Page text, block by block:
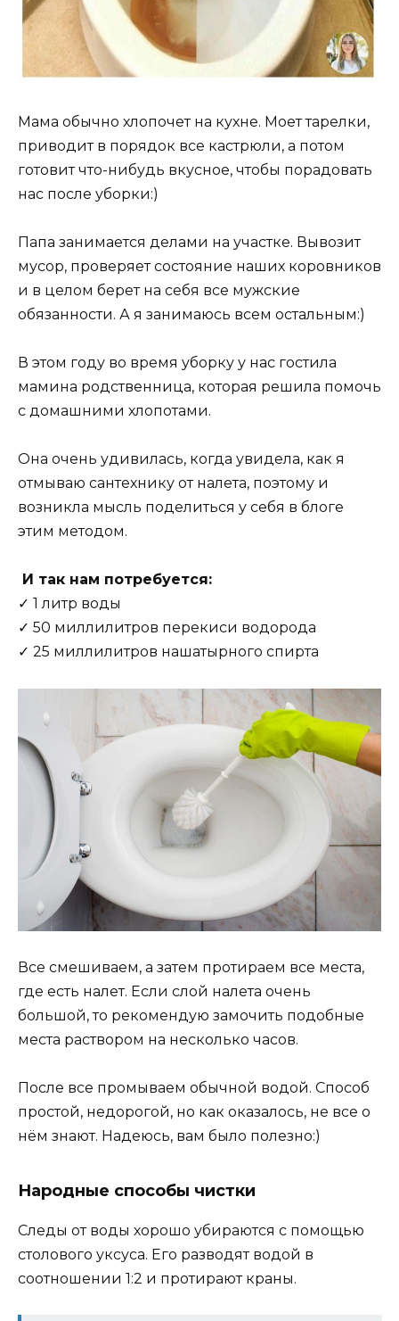
Мама обычно хлопочет на кухне. Моет тарелки,
приводит в порядок все кастрюли, а потом
готовит что-нибудь вкусное, чтобы порадовать
нас после уборки:)
Папа занимается делами на участке. Вывозит
мусор, проверяет состояние наших коровников
и в целом берет на себя все мужские
обязанности. А я занимаюсь всем остальным:)
В этом году во время уборку у нас гостила
мамина родственница, которая решила помочь
с домашними хлопотами.
Она очень удивилась, когда увидела, как я
отмываю сантехнику от налета, поэтому и
возникла мысль поделиться у себя в блоге
этим методом.
И так нам потребуется:
✓ 1 литр воды
✓ 50 миллилитров перекиси водорода
✓ 25 миллилитров нашатырного спирта
Все смешиваем, а затем протираем все места,
где есть налет. Если слой налета очень
большой, то рекомендую замочить подобные
места раствором на несколько часов.
После все промываем обычной водой. Способ
простой, недорогой, но как оказалось, не все о
нём знают. Надеюсь, вам было полезно:)
Народные способы чистки
Следы от воды хорошо убираются с помощью
столового уксуса. Его разводят водой в
соотношении 1:2 и протирают краны.